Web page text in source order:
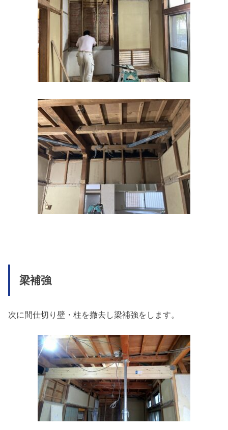
梁補強
次に間仕切り壁・柱を撤去し梁補強をします。